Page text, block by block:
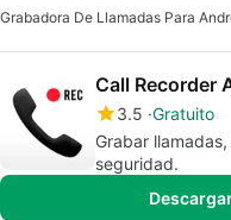
Grabadora De Llamadas Para
Call Recorder
3.5 Gratuito
Grabar
seguridad.